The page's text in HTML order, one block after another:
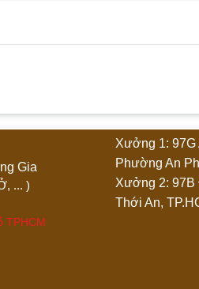
1m6”
Dương Gia
Nhà Ở, ... )
TPHCM
Xưởng 1:
Phường An
Xưởng 2:
Thới An,